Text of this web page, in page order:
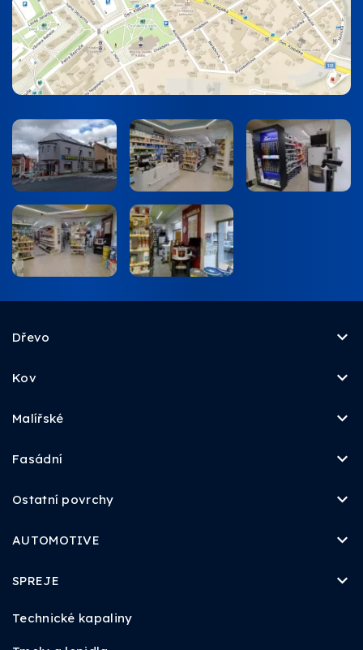
Dřevo
Kov
Malířské
Fasádní
Ostatní povrchy
AUTOMOTIVE
SPREJE
Technické kapaliny